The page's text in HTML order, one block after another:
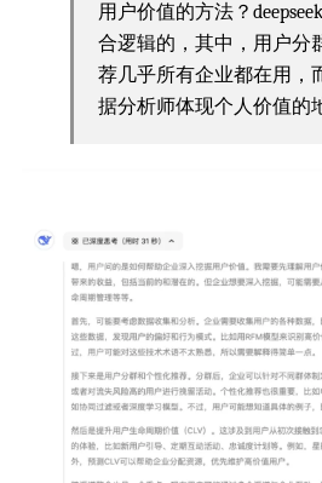
用户价值的方法？
合逻辑的，其中，用户分
荐几乎所有企业都在用，
据分析师体现个人价值的